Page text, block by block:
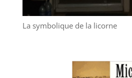
La symbolique de la licorne